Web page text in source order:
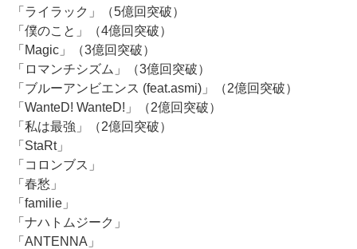
「ライラック」（5億回突破）
「僕のこと」（4億回突破）
「Magic」（3億回突破）
「ロマンチシズム」（3億回突破）
「ブルーアンビエンス (feat.asmi)」（2億回突破）
「WanteD! WanteD!」（2億回突破）
「私は最強」（2億回突破）
「StaRt」
「コロンブス」
「春愁」
「familie」
「ナハトムジーク」
「ANTENNA」